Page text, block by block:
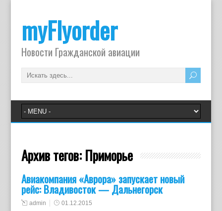
myFlyorder
Новости Гражданской авиации
Архив тегов: Приморье
Авиакомпания «Аврора» запускает новый
рейс: Владивосток — Дальнегорск
admin 01.12.2015